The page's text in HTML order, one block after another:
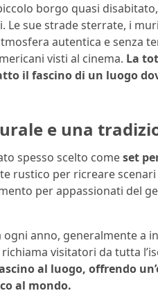
borgo quasi
sue strade sterrate, i
autentica e senza
visti al cinema. La
il fascino di un luogo
e una
spesso scelto comeset
rustico per ricreare
per appassionati del
anno, generalmente a
visitatori da tutta
al luogo, offrendo
al mondo.